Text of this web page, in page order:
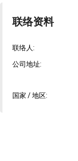
联络资料
联络人:
公司地址:
国家 / 地区: